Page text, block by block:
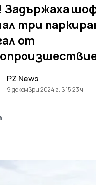
три
от
PZ News
9 декември 2024 г. в 15:23 ч.